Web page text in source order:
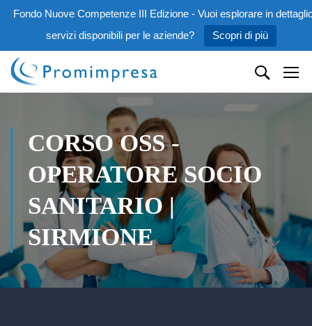
Fondo Nuove Competenze III Edizione - Vuoi esplorare in
servizi disponibili per le aziende?
Scopri di più
CORSO OSS -
OPERATORE SOCIO
SANITARIO |
SIRMIONE